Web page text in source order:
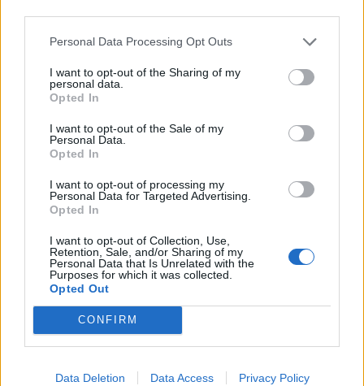
Personal Data Processing Opt Outs
I want to opt-out of the Sharing of my
personal data.
Opted In
I want to opt-out of the Sale of my
Personal Data.
Opted In
I want to opt-out of processing my
Personal Data for Targeted Advertising.
Opted In
I want to opt-out of Collection, Use,
Retention, Sale, and/or Sharing of my
Personal Data that Is Unrelated with the
Purposes for which it was collected.
Opted Out
CONFIRM
Data Deletion Data Access Privacy Policy
PlayStation, o ancora dispositivi Amazon
Firestick e Google Chromecast. Altra soluzione,
prevede l'utilizzo del TIMVISION Box.
Autore